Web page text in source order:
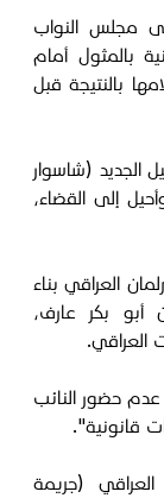
مجلس النواب
البرلمانية بالمثول أمام
وإعلامها بالنتيجة قبل
الجديد (شاسوار
إلى القضاء،
العراقي بناء
بكر عارف،
حضور النائب
قانونية".
العراقي (جريمة